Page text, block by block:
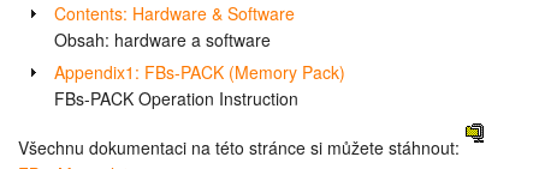
Contents: Hardware & Software
Obsah: hardware a software
Appendix1: FBs-PACK (Memory Pack)
FBs-PACK Operation Instruction
Všechnu dokumentaci na této stránce si můžete stáhnout: